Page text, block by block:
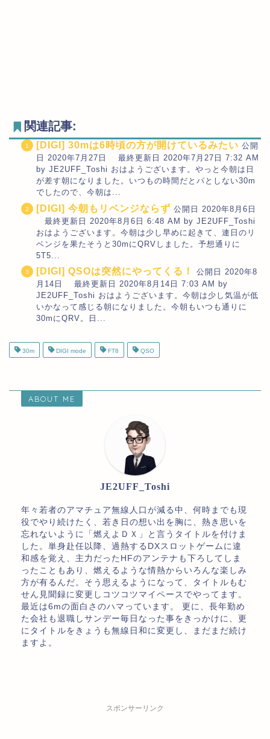
関連記事:
[DIGI] 30mは6時頃の方が開けているみたい 公開
日 2020年7月27日 最終更新日 2020年7月27日 7:32 AM
by JE2UFF_Toshi おはようございます。やっと今朝は日
が差す朝になりました。いつもの時間だとパとしない30m
でしたので、今朝は...
[DIGI] 今朝もリベンジならず 公開日 2020年8月6日
最終更新日 2020年8月6日 6:48 AM by JE2UFF_Toshi
おはようございます。今朝は少し早めに起きて、連日のリ
ベンジを果たそうと30mにQRVしました。予想通りに
5T5...
[DIGI] QSOは突然にやってくる！
公開日 2020年8
月14日 最終更新日 2020年8月14日 7:03 AM by
JE2UFF_Toshi おはようございます。今朝は少し気温が低
いかなって感じる朝になりました。今朝もいつも通りに
30mにQRV。日...
30m DIGI mode FT8 QSO
ABOUT ME
JE2UFF_Toshi
年々若者のアマチュア無線人口が減る中、何時までも現
役でやり続けたく、若き日の想い出を胸に、熱き思いを
忘れないように「燃えよＤＸ」と言うタイトルを付けま
した。単身赴任以降、過熱するDXスロットゲームに違
和感を覚え、主力だったHFのアンテナも下ろしてしま
ったこともあり、燃えるような情熱からいろんな楽しみ
方が有るんだ。そう思えるようになって、タイトルもむ
せん見聞録に変更しコツコツマイペースでやってます。
最近は6mの面白さのハマっています。 更に、長年勤め
た会社も退職しサンデー毎日なった事をきっかけに、更
にタイトルをきょうも無線日和に変更し、まだまだ続け
ますよ。
スポンサーリンク